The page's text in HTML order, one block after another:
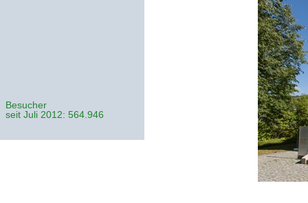
Besucher
seit Juli 2012: 564.946